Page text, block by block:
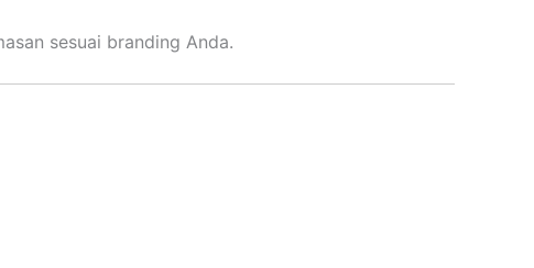
sesuai branding Anda.